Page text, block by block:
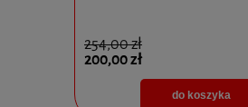
254,00 zł
200,00 zł
do koszyka